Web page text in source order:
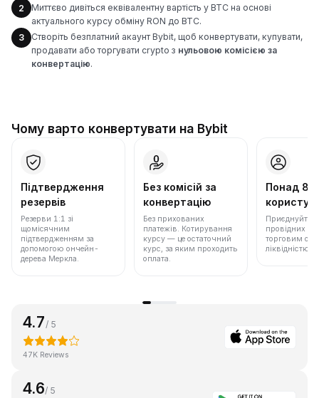
2
Миттєво дивіться еквівалентну вартість у BTC на основі
актуального курсу обміну RON до BTC.
3
Створіть безплатний акаунт Bybit, щоб конвертувати, купувати,
продавати або торгувати crypto з нульовою комісією за
конвертацію.
Чому варто конвертувати на Bybit
Підтвердження
резервів
Резерви 1:1 зі
щомісячним
підтвердженням за
допомогою ончейн-
дерева Меркла.
Без комісій за
конвертацію
Без прихованих
платежів. Котирування
курсу — це остаточний
курс, за яким проходить
оплата.
Понад 86
Приєднуйтеся
провідних
торговим
ліквідністю.
4.7/ 5
47K Reviews
4.6/ 5